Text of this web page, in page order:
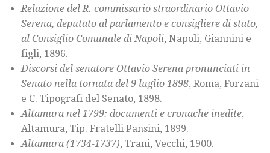
Relazione del R. commissario straordinario Ottavio
Serena, deputato al parlamento e consigliere di stato,
al Consiglio Comunale di Napoli, Napoli, Giannini e
figli, 1896.
Discorsi del senatore Ottavio Serena pronunciati in
Senato nella tornata del 9 luglio 1898, Roma, Forzani
e C. Tipografi del Senato, 1898.
Altamura nel 1799: documenti e cronache inedite,
Altamura, Tip. Fratelli Pansini, 1899.
Altamura (1734-1737), Trani, Vecchi, 1900.